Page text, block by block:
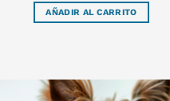
AÑADIR AL CARRITO